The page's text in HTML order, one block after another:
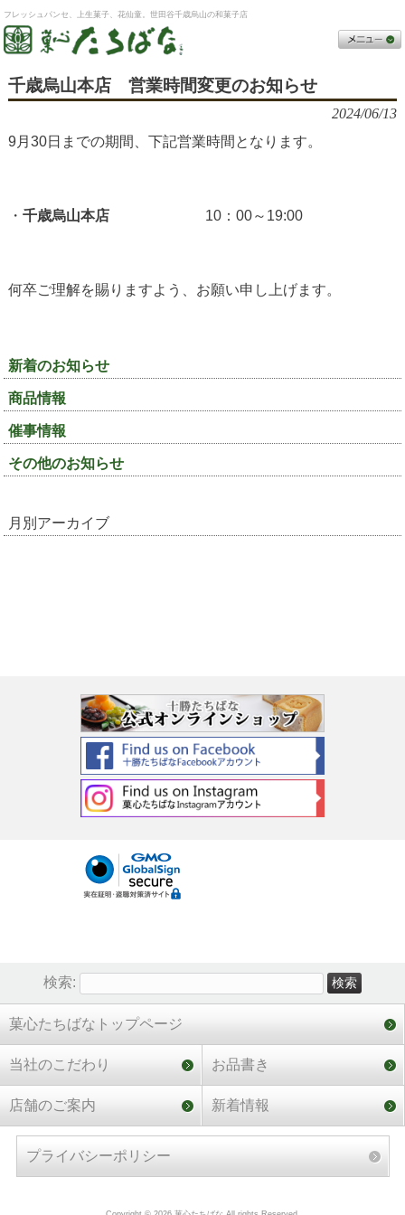
フレッシュパンセ、上生菓子、花仙童。世田谷千歳烏山の和菓子店
千歳烏山本店 営業時間変更のお知らせ
2024/06/13
9月30日までの期間、下記営業時間となります。
・ 千歳烏山本店 10：00～19:00
何卒ご理解を賜りますよう、お願い申し上げます。
新着のお知らせ
商品情報
催事情報
その他のお知らせ
月別アーカイブ
検索:
菓心たちばなトップページ
当社のこだわり お品書き
店舗のご案内 新着情報
プライバシーポリシー